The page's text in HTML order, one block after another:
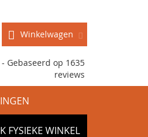
Winkelwagen
Gebaseerd op 1635
reviews
FYSIEKE WINKEL